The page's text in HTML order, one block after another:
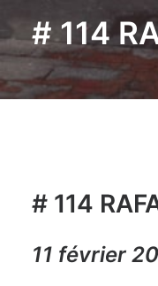
# 114
# 114
11 février